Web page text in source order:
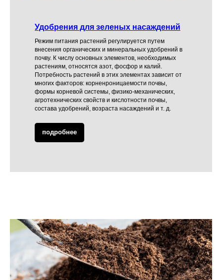
Удобрения для зеленых насаждений
Режим питания растений регулируется путем
внесения органических и минеральных удобрений в
почву. К числу основных элементов, необходимых
растениям, относятся азот, фосфор и калий.
Потребность растений в этих элементах зависит от
многих факторов: корненроницаемости почвы,
формы корневой системы, физико-механических,
агротехнических свойств и кислотности почвы,
состава удобрений, возраста насаждений и т. д.
подробнее